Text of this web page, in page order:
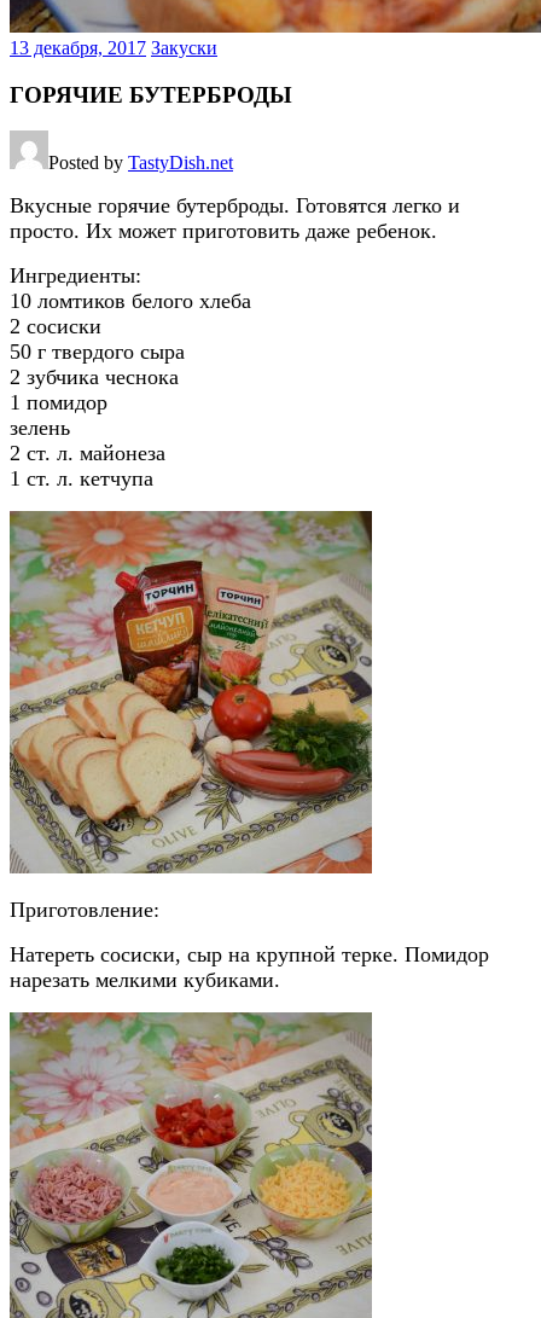
13 декабря, 2017 Закуски
ГОРЯЧИЕ БУТЕРБРОДЫ
Posted by TastyDish.net
Вкусные горячие бутерброды. Готовятся легко и
просто. Их может приготовить даже ребенок.
Ингредиенты:
10 ломтиков белого хлеба
2 сосиски
50 г твердого сыра
2 зубчика чеснока
1 помидор
зелень
2 ст. л. майонеза
1 ст. л. кетчупа
Приготовление:
Натереть сосиски, сыр на крупной терке. Помидор
нарезать мелкими кубиками.